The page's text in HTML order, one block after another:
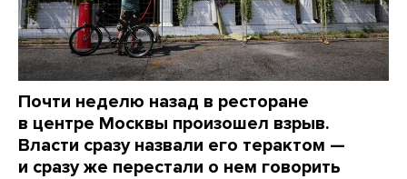
Почти неделю назад в ресторане
в центре Москвы произошел взрыв.
Власти сразу назвали его терактом —
и сразу же перестали о нем говорить